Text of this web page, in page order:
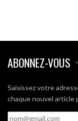
ABONNEZ-VOUS
Saisissez votre
chaque nouvel article
nom@gmail.com